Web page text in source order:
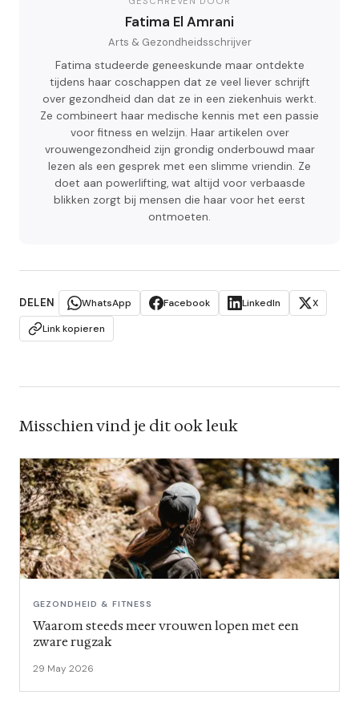
Fatima El Amrani
Arts & Gezondheidsschrijver
Fatima studeerde geneeskunde maar ontdekte
tijdens haar coschappen dat ze veel liever schrijft
over gezondheid dan dat ze in een ziekenhuis werkt.
Ze combineert haar medische kennis met een passie
voor fitness en welzijn. Haar artikelen over
vrouwengezondheid zijn grondig onderbouwd maar
lezen als een gesprek met een slimme vriendin. Ze
doet aan powerlifting, wat altijd voor verbaasde
blikken zorgt bij mensen die haar voor het eerst
ontmoeten.
DELEN WhatsApp Facebook LinkedIn
X
Link kopieren
Misschien vind je dit ook leuk
GEZONDHEID & FITNESS
Waarom steeds meer vrouwen lopen met een
zware rugzak
29 May 2026